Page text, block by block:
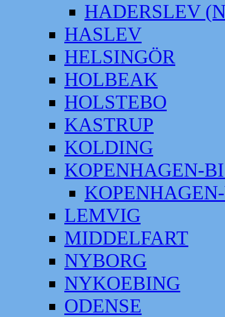
HADERSLEV
HASLEV
HELSINGÖR
HOLBEAK
HOLSTEBO
KASTRUP
KOLDING
KOPENHAGEN-
LEMVIG
MIDDELFART
NYBORG
NYKOEBING
ODENSE